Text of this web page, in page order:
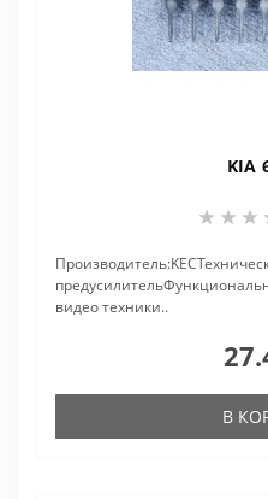
KIA
видео техники..
В